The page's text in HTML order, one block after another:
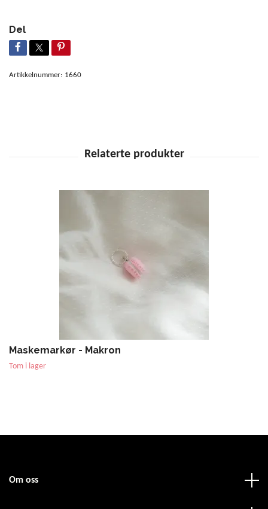
Del
Artikkelnummer: 1660
Maskemarkør - Makron
Tom i lager
Om oss